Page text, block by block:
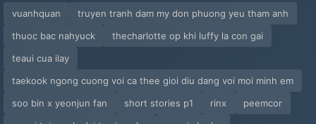
vuanhquan
truyen tranh dam my don phuong yeu tham anh
thuoc bac nahyuck
thecharlotte op khi luffy la con gai
teaui cua ilay
taekook ngong cuong voi ca thee gioi diu dang voi moi minh em
soo bin x yeonjun fan
short stories p1 rinx
peemcor